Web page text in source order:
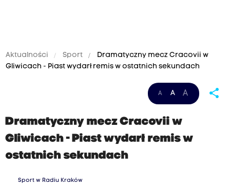
Aktualności Sport
Dramatyczny mecz Cracovii w
Gliwicach - Piast wydarł remis w ostatnich sekundach
A A A share
Dramatyczny mecz Cracovii w
Gliwicach - Piast wydarł remis w
ostatnich sekundach
Sport w Radiu Kraków